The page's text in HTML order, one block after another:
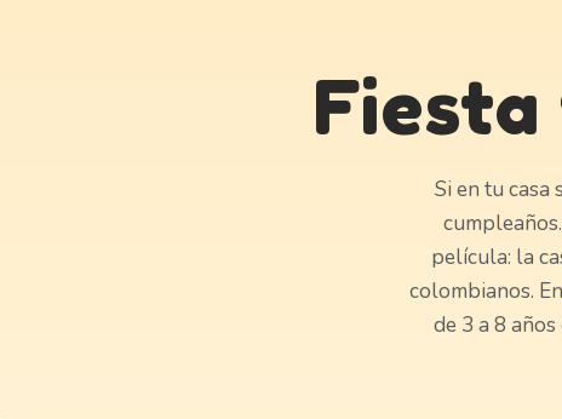
Si en tu casa
película: la
colombianos.
de 3 a 8